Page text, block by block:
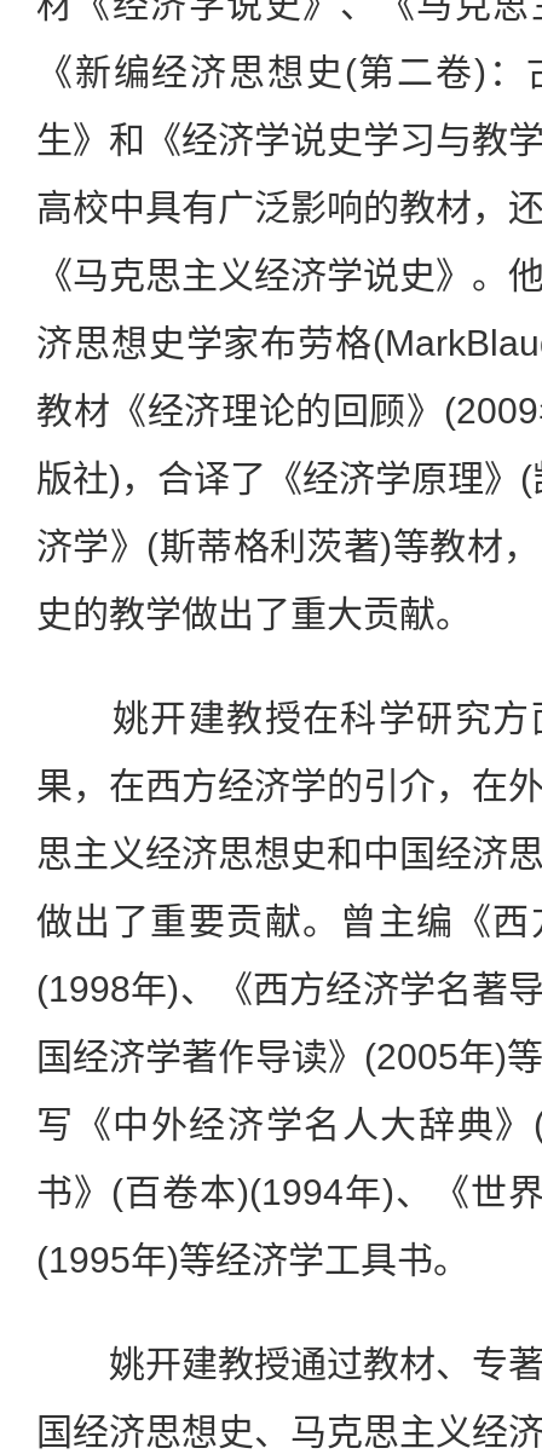
《新编经济思想史(第二卷)
生》和《经济学说史学习与教
高校中具有广泛影响的教材，
《马克思主义经济学说史》。
济思想史学家布劳格
教材《经济理论的回顾》
版社)，合译了《经济学原理》
济学》(斯蒂格利茨著)等教材
史的教学做出了重大贡献。
姚开建教授在科学研究方
果，在西方经济学的引介，在
思主义经济思想史和中国经济
做出了重要贡献。曾主编《
(1998年)、《西方经济学名著
国经济学著作导读》(2005年)
写《中外经济学名人大辞典
书》(百卷本)(1994年)、《世
(1995年)等经济学工具书。
姚开建教授通过教材、专著
国经济思想史、马克思主义经